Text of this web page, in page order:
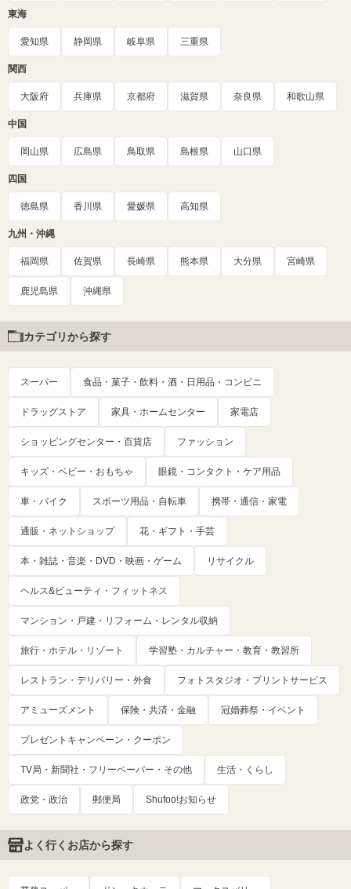
東海
愛知県 静岡県 岐阜県 三重県
関西
大阪府 兵庫県 京都府 滋賀県 奈良県 和歌山県
中国
岡山県 広島県 鳥取県 島根県 山口県
四国
徳島県 香川県 愛媛県 高知県
九州・沖縄
福岡県 佐賀県 長崎県 熊本県 大分県 宮崎県
鹿児島県 沖縄県
カテゴリから探す
スーパー 食品・菓子・飲料・酒・日用品・コンビニ
ドラッグストア 家具・ホームセンター 家電店
ショッピングセンター・百貨店 ファッション
キッズ・ベビー・おもちゃ 眼鏡・コンタクト・ケア用品
車・バイク スポーツ用品・自転車 携帯・通信・家電
通販・ネットショップ 花・ギフト・手芸
本・雑誌・音楽・DVD・映画・ゲーム リサイクル
ヘルス&ビューティ・フィットネス
マンション・戸建・リフォーム・レンタル収納
旅行・ホテル・リゾート 学習塾・カルチャー・教育・教習所
レストラン・デリバリー・外食 フォトスタジオ・プリントサービス
アミューズメント 保険・共済・金融 冠婚葬祭・イベント
プレゼントキャンペーン・クーポン
TV局・新聞社・フリーペーパー・その他 生活・くらし
政党・政治 郵便局 Shufoo!お知らせ
よく行くお店から探す